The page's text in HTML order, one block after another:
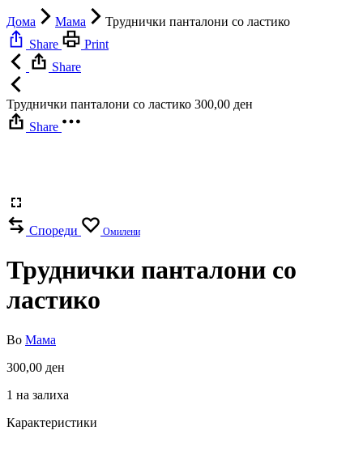
Дома Мама
Труднички панталони со ластико
Share
Print
Share
Труднички панталони со ластико 300,00 ден
Share
Спореди Омилени
Труднички панталони со
ластико
Во Мама
300,00 ден
1 на залиха
Карактеристики